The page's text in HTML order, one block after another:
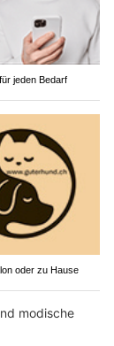
jeden Bedarf
oder zu Hause